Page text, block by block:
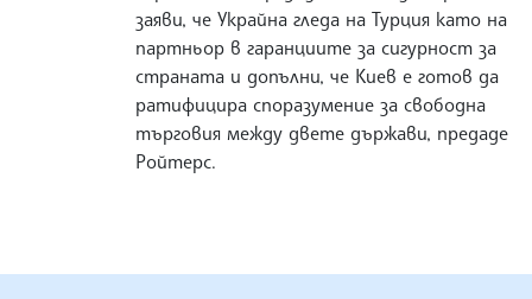
заяви, че Украйна гледа на Турция като на
партньор в гаранциите за сигурност за
страната и допълни, че Киев е готов да
ратифицира споразумение за свободна
търговия между двете държави, предаде
Ройтерс.